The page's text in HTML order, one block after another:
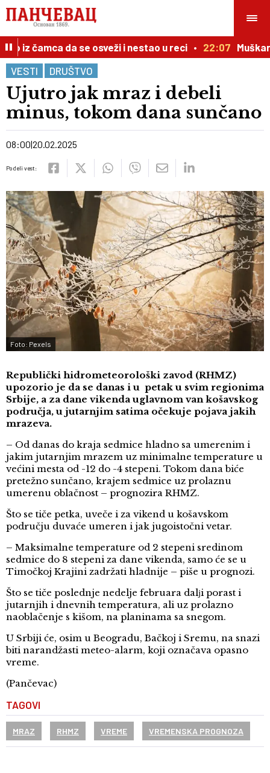
iz čamca da se osveži i nestao u reci 22:07
VESTI
DRUŠTVO
Ujutro jak mraz i debeli
minus, tokom dana sunčano
08:00 20.02.2025
Podeli vest:
Foto: Pexels
Republički hidrometeorološki zavod (RHMZ)
upozorio je da se danas i u petak u svim regionima
Srbije, a za dane vikenda uglavnom van košavskog
područja, u jutarnjim satima očekuje pojava jakih
mrazeva.
– Od danas do kraja sedmice hladno sa umerenim i
jakim jutarnjim mrazem uz minimalne temperature u
većini mesta od -12 do -4 stepeni. Tokom dana biće
pretežno sunčano, krajem sedmice uz prolaznu
umerenu oblačnost – prognozira RHMZ.
Što se tiče petka, uveče i za vikend u košavskom
području duvaće umeren i jak jugoistočni vetar.
– Maksimalne temperature od 2 stepeni sredinom
sedmice do 8 stepeni za dane vikenda, samo će se u
Timočkoj Krajini zadržati hladnije – piše u prognozi.
Što se tiče poslednje nedelje februara dalјi porast i
jutarnjih i dnevnih temperatura, ali uz prolazno
naoblačenje s kišom, na planinama sa snegom.
U Srbiji će, osim u Beogradu, Bačkoj i Sremu, na snazi
biti narandžasti meteo-alarm, koji označava opasno
vreme.
(Pančevac)
TAGOVI
MRAZ RHMZ VREME VREMENSKA PROGNOZA